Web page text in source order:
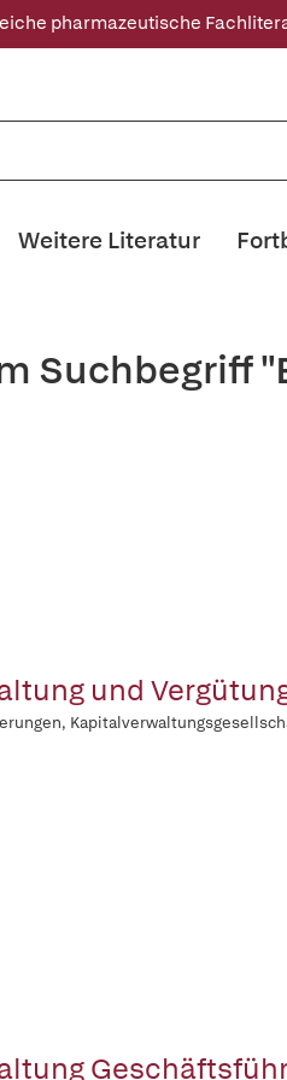
pharmazeutische
Weitere Literatur
Suchbegriff
und